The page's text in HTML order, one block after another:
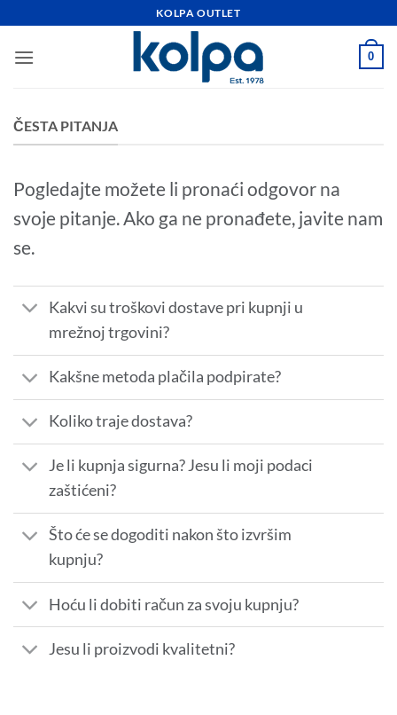
content
KOLPA OUTLET
0
ČESTA PITANJA
Pogledajte možete li pronaći odgovor na
svoje pitanje. Ako ga ne pronađete, javite nam
se.
Kakvi su troškovi dostave pri kupnji u
mrežnoj trgovini?
Kakšne metoda plačila podpirate?
Koliko traje dostava?
Je li kupnja sigurna? Jesu li moji podaci
zaštićeni?
Što će se dogoditi nakon što izvršim
kupnju?
Hoću li dobiti račun za svoju kupnju?
Jesu li proizvodi kvalitetni?